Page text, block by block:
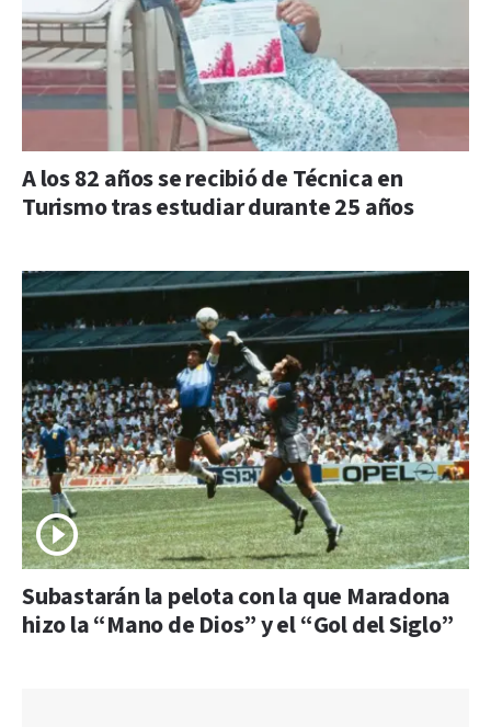
A los 82 años se recibió de Técnica en
Turismo tras estudiar durante 25 años
Subastarán la pelota con la que Maradona
hizo la “Mano de Dios” y el “Gol del Siglo”